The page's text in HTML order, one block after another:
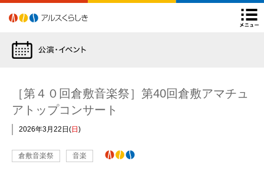
Instagram
YouTube
ARSチ
閉
アルスくらしき
［第４０回倉敷音楽祭］第40回倉敷アマチュ
アトップコンサート
2026年3月22日 日
倉敷音楽祭 音楽